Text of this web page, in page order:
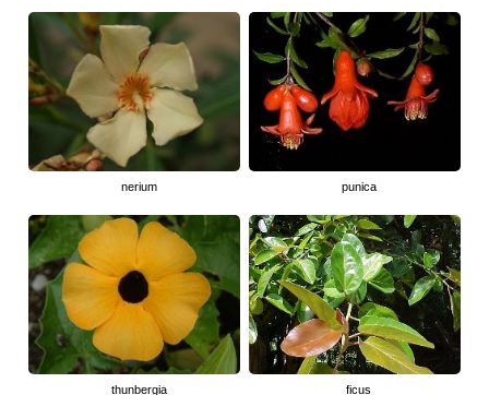
nerium punica
thunbergia ficus